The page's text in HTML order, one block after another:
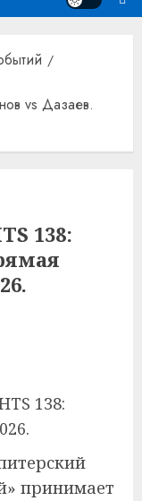
vs Дазаев.
138:
138:
принимает